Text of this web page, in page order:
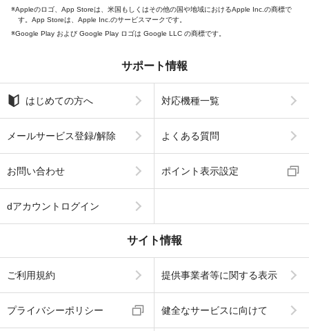
Appleのロゴ、App Storeは、米国もしくはその他の国や地域におけるApple Inc.の商標で
す。App Storeは、Apple Inc.のサービスマークです。
Google Play および Google Play ロゴは Google LLC の商標です。
サポート情報
はじめての方へ 対応機種一覧
メールサービス登録/解除 よくある質問
お問い合わせ ポイント表示設定
dアカウントログイン
サイト情報
ご利用規約 提供事業者等に関する表示
プライバシーポリシー 健全なサービスに向けて